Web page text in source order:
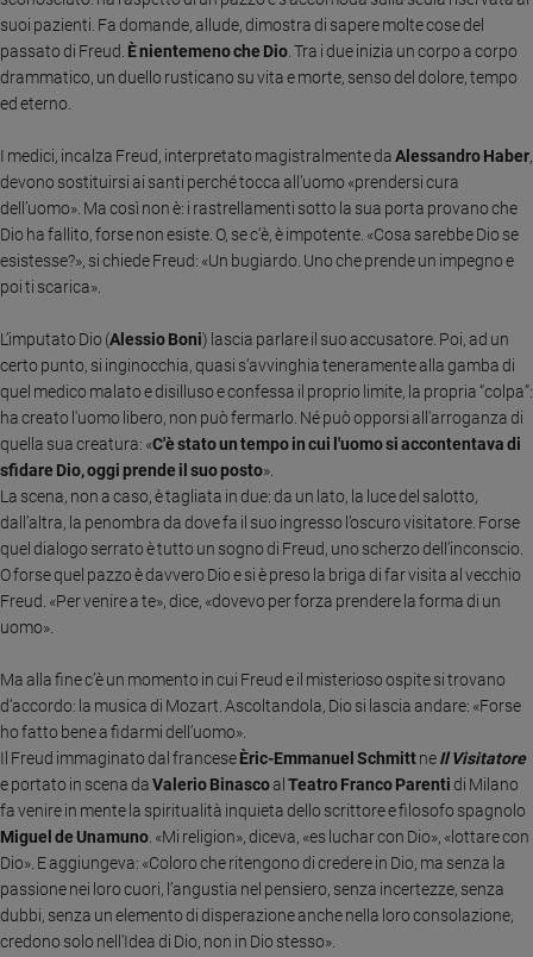
spiritualità
Santi
Devozione
e
Parola
del
giorno
giorno
Società
e
valori
e
Creato
Diritti
Aziende
di
valore
della
settimana
Migranti
Diversità
e
inclusione
Costume
Cultura
e
spettacoli
suoi pazienti. Fa domande, allude, dimostra di sapere molte cose del
passato di Freud. È nientemeno che Dio . Tra i due inizia un corpo a corpo
drammatico, un duello rusticano su vita e morte, senso del dolore, tempo
ed eterno.
I medici, incalza Freud, interpretato magistralmente daAlessandro Haber,
devono sostituirsi ai santi perché tocca all’uomo «prendersi cura
dell’uomo». Ma così non è: i rastrellamenti sotto la sua porta provano che
Dio ha fallito, forse non esiste. O, se c’è, è impotente. «Cosa sarebbe Dio se
esistesse?», si chiede Freud: «Un bugiardo. Uno che prende un impegno e
poi ti scarica».
L’imputato Dio (Alessio Boni) lascia parlare il suo accusatore. Poi, ad un
certo punto, si inginocchia, quasi s’avvinghia teneramente alla gamba di
quel medico malato e disilluso e confessa il proprio limite, la propria “colpa”:
ha creato l'uomo libero, non può fermarlo. Né può opporsi all'arroganza di
quella sua creatura: «C'è stato un tempo in cui l'uomo si accontentava di
sfidare Dio, oggi prende il suo posto».
La scena, non a caso, è tagliata in due:da un lato, la luce del salotto,
dall’altra, la penombra da dove fa il suo ingresso l’oscuro visitatore. Forse
quel dialogo serrato è tutto un sogno di Freud, uno scherzo dell’inconscio.
O forse quel pazzo è davvero Dio e si è preso la briga di far visita al vecchio
Freud. «Per venire a te», dice, «dovevo per forza prendere la forma di un
uomo».
Ma alla fine c’è un momento in cui Freud e il misterioso ospite si trovano
d’accordo: la musica di Mozart. Ascoltandola, Dio si lascia andare: «Forse
ho fatto bene a fidarmi dell’uomo».
Il Freud immaginato dal franceseÈric-Emmanuel SchmittneIl Visitatore
e portato in scena daValerio Binascoal Teatro Franco Parentidi Milano
fa venire in mente la spiritualità inquieta dello scrittore e filosofo spagnolo
Miguel de Unamuno . «Mi religion», diceva, «es luchar con Dio», «lottare con
Dio». E aggiungeva: «Coloro che ritengono di credere in Dio, ma senza la
passione nei loro cuori, l’angustia nel pensiero, senza incertezze, senza
dubbi, senza un elemento di disperazione anche nella loro consolazione,
credono solo nell'Idea di Dio, non in Dio stesso».